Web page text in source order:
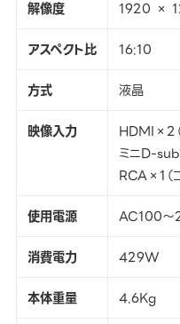
解像度
1920 ×
アスペクト比
16:10
方式
液晶
映像入力
HDMI×2
ミニD-
RCA×1（
使用電源
AC100
消費電力
429W
本体重量
4.6Kg